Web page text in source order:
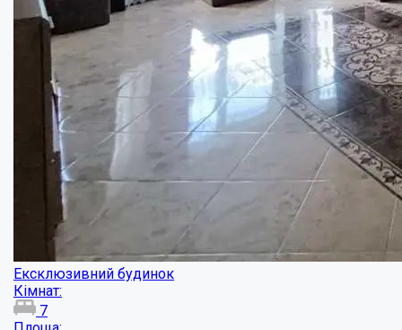
Полтава будинок в Рибцях....
Кімнат:
Площа:
кв.м.
Купити
64000 $